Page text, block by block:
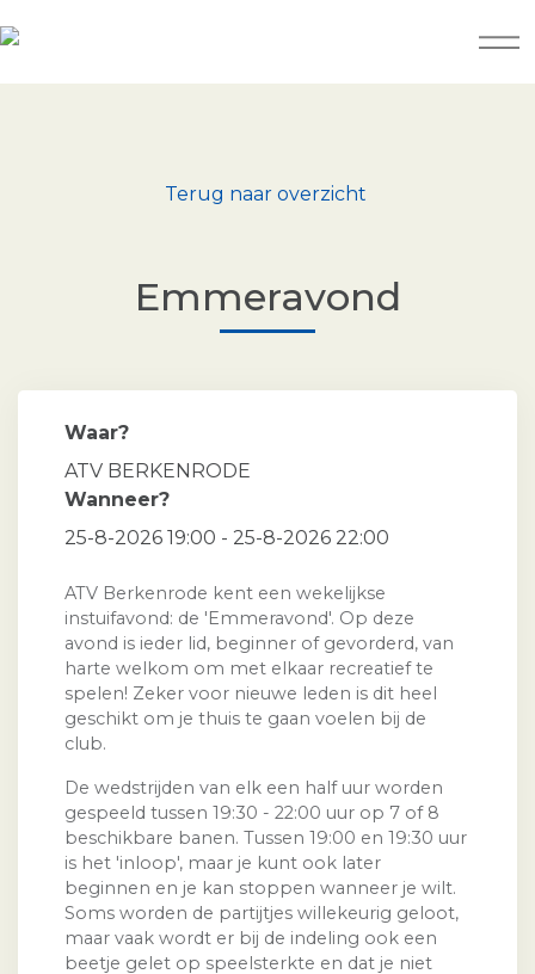
Terug naar overzicht
Emmeravond
Waar?
ATV BERKENRODE
Wanneer?
25-8-2026 19:00 - 25-8-2026 22:00
ATV Berkenrode kent een wekelijkse
instuifavond: de 'Emmeravond'. Op deze
avond is ieder lid, beginner of gevorderd, van
harte welkom om met elkaar recreatief te
spelen! Zeker voor nieuwe leden is dit heel
geschikt om je thuis te gaan voelen bij de
club.
De wedstrijden van elk een half uur worden
gespeeld tussen 19:30 - 22:00 uur op 7 of 8
beschikbare banen. Tussen 19:00 en 19:30 uur
is het 'inloop', maar je kunt ook later
beginnen en je kan stoppen wanneer je wilt.
Soms worden de partijtjes willekeurig geloot,
maar vaak wordt er bij de indeling ook een
beetje gelet op speelsterkte en dat je niet